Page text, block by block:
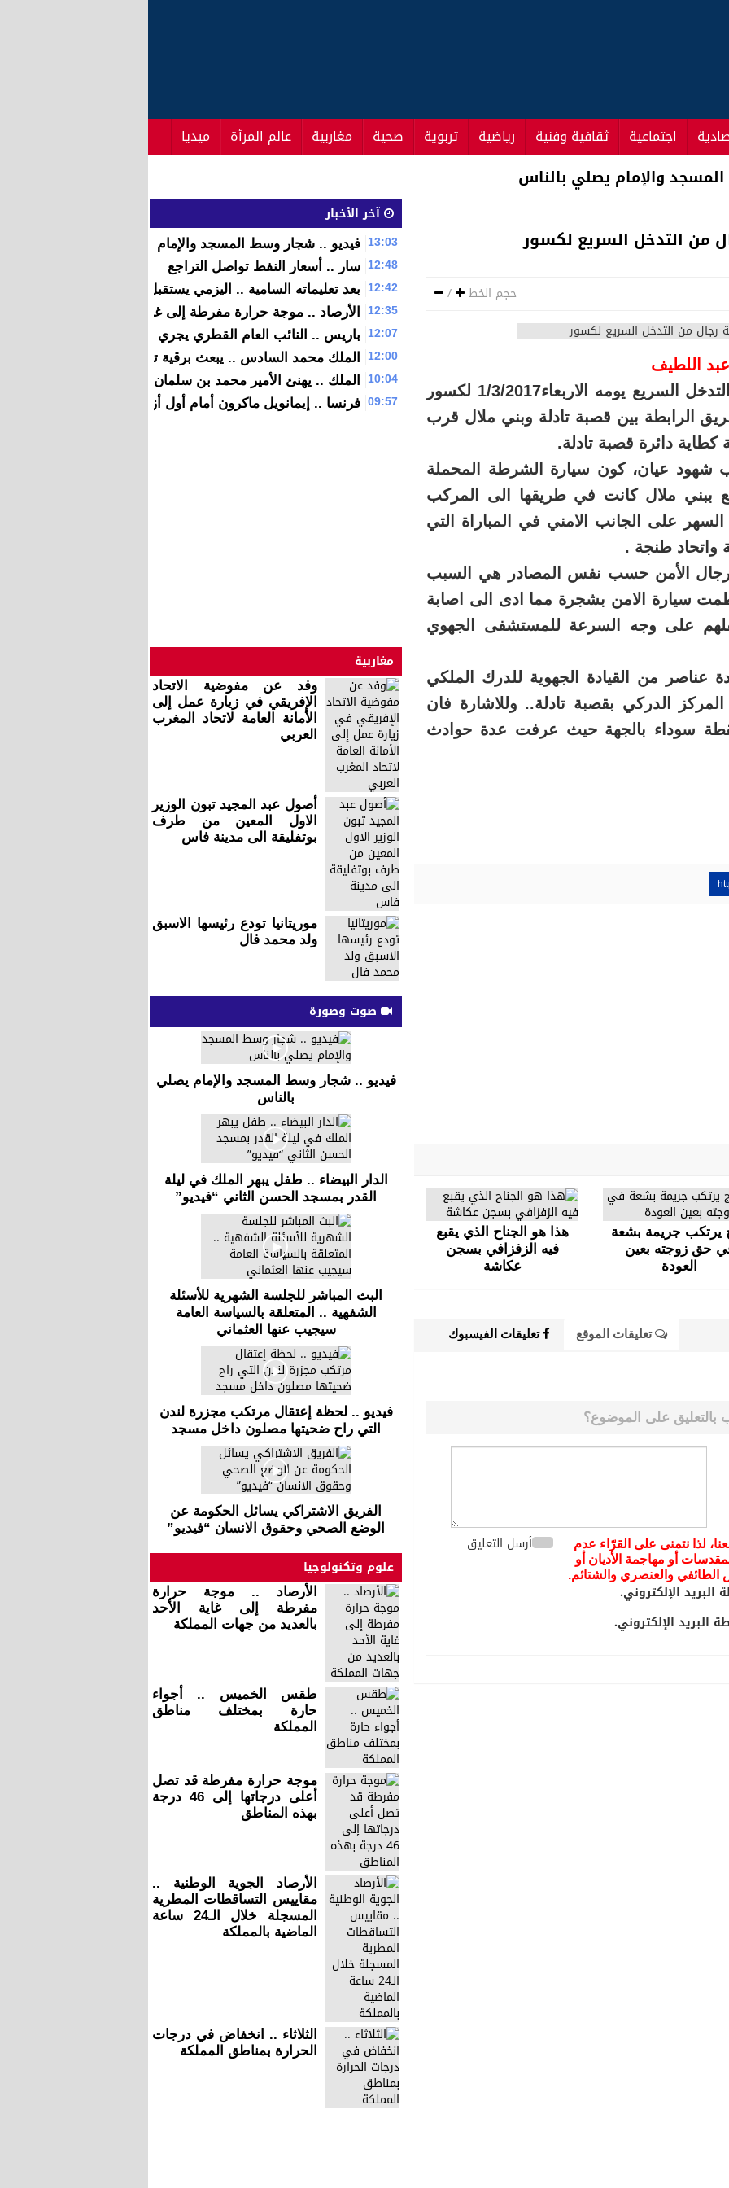
اجتماعية ثقافية وفنية رياضية تربوية صحية مغاربية عالم المرأة ميديا
من التدخل السريع لكسور
حجم الخط /
تعرض اربعة رجال من قوات التدخل السريع يومه الاربعاء1/3/2017 لكسور
الرابطة بين قصبة تادلة وبني ملال قرب
دائرة قصبة تادلة.
شهود عيان، كون سيارة الشرطة المحملة
ببني ملال كانت في طريقها الى المركب
على الجانب الامني في المباراة التي
واتحاد طنجة .
الأمن حسب نفس المصادر هي السبب
سيارة الامن بشجرة مما ادى الى اصابة
على وجه السرعة للمستشفى الجهوي
من القيادة الجهوية للدرك الملكي
المركز الدركي بقصبة تادلة.. وللاشارة فان
نقطة سوداء بالجهة حيث عرفت عدة حوادث
يرتكب جريمة بشعة
حق زوجته بعين
العودة
هذا هو الجناح الذي يقبع
فيه الزفزافي بسجن
عكاشة
تعليقات الموقع تعليقات الفيسبوك
على الموضوع؟
لذا نتمنى على القرّاء عدم
أو مهاجمة الأديان أو
الطائفي والعنصري والشتائم.
أرسل التعليق
البريد الإلكتروني.
البريد الإلكتروني.
آخر الأخبار
13:03 فيديو .. شجار وسط المسجد والإمام يصلي بالناس
12:48 سار .. أسعار النفط تواصل التراجع
12:42 بعد تعليماته السامية .. اليزمي يستقبل بالرباط اللاجئين
12:35 الأرصاد .. موجة حرارة مفرطة إلى غاية الأحد بالعديد من جهات
12:07 باريس .. النائب العام القطري يجري مباحثات مع المستشار
12:00 الملك محمد السادس .. يبعث برقية تهنئة إلى خادم الحرمين
10:04 الملك .. يهنئ الأمير محمد بن سلمان بن عبد العزيز آل سعود
09:57 فرنسا .. إيمانويل ماكرون أمام أول أزمة سياسية
مغاربية
وفد عن مفوضية الاتحاد
الإفريقي في زيارة عمل إلى
الأمانة العامة لاتحاد المغرب
العربي
أصول عبد المجيد تبون الوزير
الاول المعين من طرف
بوتفليقة الى مدينة فاس
موريتانيا تودع رئيسها الاسبق
ولد محمد فال
صوت وصورة
فيديو .. شجار وسط المسجد والإمام يصلي
بالناس
الدار البيضاء .. طفل يبهر الملك في ليلة
القدر بمسجد الحسن الثاني “فيديو”
البث المباشر للجلسة الشهرية للأسئلة
الشفهية .. المتعلقة بالسياسة العامة
سيجيب عنها العثماني
فيديو .. لحظة إعتقال مرتكب مجزرة لندن
التي راح ضحيتها مصلون داخل مسجد
الفريق الاشتراكي يسائل الحكومة عن
الوضع الصحي وحقوق الانسان “فيديو”
علوم وتكنولوجيا
الأرصاد .. موجة حرارة
مفرطة إلى غاية الأحد
بالعديد من جهات المملكة
طقس الخميس .. أجواء
حارة بمختلف مناطق
المملكة
موجة حرارة مفرطة قد تصل
أعلى درجاتها إلى 46 درجة
بهذه المناطق
الأرصاد الجوية الوطنية ..
مقاييس التساقطات المطرية
المسجلة خلال الـ24 ساعة
الماضية بالمملكة
الثلاثاء .. انخفاض في درجات
الحرارة بمناطق المملكة